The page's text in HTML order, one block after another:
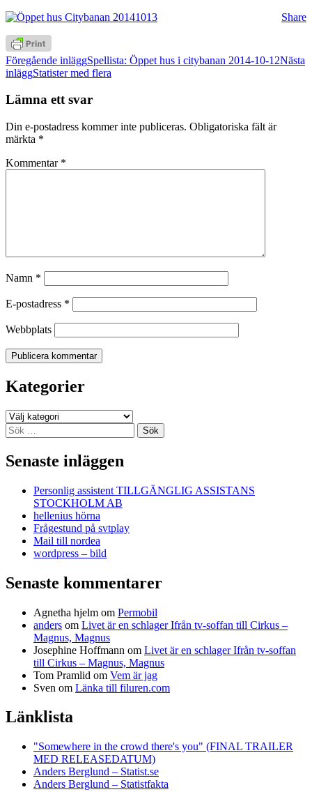
Share
Inläggsnavigering
Föregående inläggSpellista: Öppet hus i citybanan 2014-10-12Nästa
inläggStatister med flera
Lämna ett svar
Din e-postadress kommer inte publiceras. Obligatoriska fält är
märkta *
Kommentar *
Namn *
E-postadress *
Webbplats
Kategorier
Kategorier
Sök
efter:
Senaste inläggen
Personlig assistent TILLGÄNGLIG ASSISTANS
STOCKHOLM AB
hellenius hörna
Frågestund på svtplay
Mail till nordea
wordpress – bild
Senaste kommentarer
Agnetha hjelm om Permobil
anders om Livet är en schlager Ifrån tv-soffan till Cirkus –
Magnus, Magnus
Josephine Hoffmann om Livet är en schlager Ifrån tv-soffan
till Cirkus – Magnus, Magnus
Tom Pramlid om Vem är jag
Sven om Länka till filuren.com
Länklista
"Somewhere in the crowd there's you" (FINAL TRAILER
MED RELEASEDATUM)
Anders Berglund – Statist.se
Anders Berglund – Statistfakta